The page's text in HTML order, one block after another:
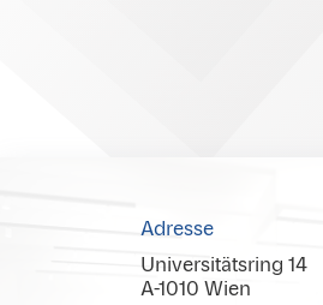
Adresse
Universitätsring 14
A-1010 Wien